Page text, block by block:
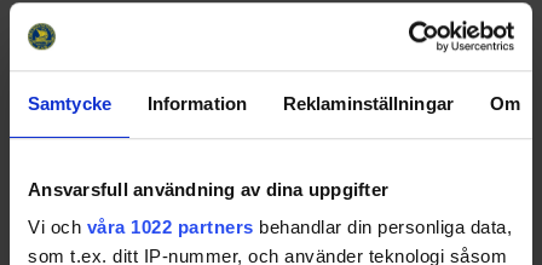
Samtycke Information Reklaminställningar Om
Ansvarsfull användning av dina uppgifter
Vi och våra 1022 partners behandlar din personliga data,
som t.ex. ditt IP-nummer, och använder teknologi såsom
Swehockey – Svenska Ishockeyförbundets officiella app
Swehockey ger dig tillgång till nyheter, livebevakning